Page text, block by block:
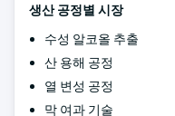
생산 공정별 시장
수성 알코올 추출
산 용해 공정
열 변성 공정
막 여과 기술